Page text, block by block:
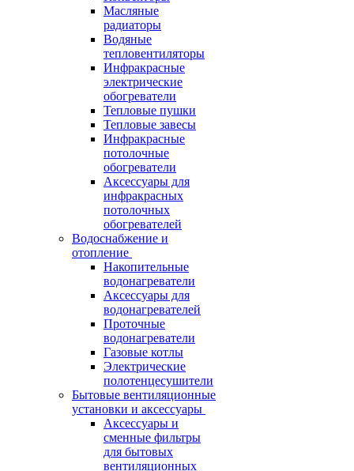
Масляные
радиаторы
Водяные
тепловентиляторы
Инфракрасные
электрические
обогреватели
Тепловые пушки
Тепловые завесы
Инфракрасные
потолочные
обогреватели
Аксессуары для
инфракрасных
потолочных
обогревателей
Водоснабжение и
отопление
Накопительные
водонагреватели
Аксессуары для
водонагревателей
Проточные
водонагреватели
Газовые котлы
Электрические
полотенцесушители
Бытовые вентиляционные
установки и аксессуары
Аксессуары и
сменные фильтры
для бытовых
вентиляционных